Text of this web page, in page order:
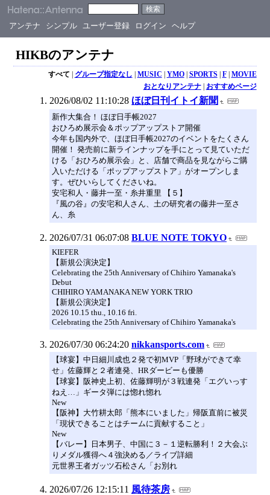
アンテナ シンプル ユーザー登録 ログイン ヘルプ
HIKBのアンテナ
すべて | グループ指定なし | MUSIC | YMO| SPORTS| F| MOVIE
おとなりアンテナ| おすすめページ
2026/08/02 11:10:28 ほぼ日刊イトイ新聞
新作大集合！ ほぼ日手帳2027
おひろめ展示会＆ポップアップストア開催
今年も国内外で、ほぼ日手帳2027のイベントをたくさん
開催！ 発売前に新ラインナップを手にとって見ていただ
ける「おひろめ展示会」と、店舗で商品を見ながらご購
入いただける「ポップアップストア」がオープンしま
す。ぜひいらしてくださいね。
安宅和人・藤井一至・糸井重里 【５】
『風の谷』の安宅和人さん、土の研究者の藤井一至さ
ん、糸
2026/07/31 06:07:08 BLUE NOTE TOKYO
KIEFER
【新規公演決定】
Celebrating the 25th Anniversary of Chihiro Yamanaka's
Debut
CHIHIRO YAMANAKA NEW YORK TRIO
【新規公演決定】
2026 10.15 thu., 10.16 fri.
Celebrating the 25th Anniversary of Chihiro Yamanaka's
2026/07/30 06:24:20 nikkansports.com
【球宴】中日細川成也２発で初MVP「野球ができて幸
せ」佐藤輝と２者連発、HRダービーも優勝
【球宴】阪神史上初、佐藤輝明が３戦連発「エグいっす
ねえ…」ギータ弾には惚れ惚れ
New
【阪神】大竹耕太郎「熊本にいました」帰阪直前に被災
「現状できることはチームに貢献すること」
New
【バレー】日本男子、中国に３－１逆転勝利！２大会ぶ
りメダル獲得へ４強決める／ライブ詳細
元世界王者ガッツ石松さん「お別れ
2026/07/26 12:15:11 風待茶房